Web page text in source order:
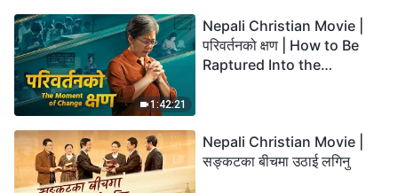
1:42:21
Nepali Christian Movie |
परिवर्तनको क्षण | How to Be
Raptured Into the
Nepali Christian Movie |
सङ्कटका बीचमा उठाई लगिनु